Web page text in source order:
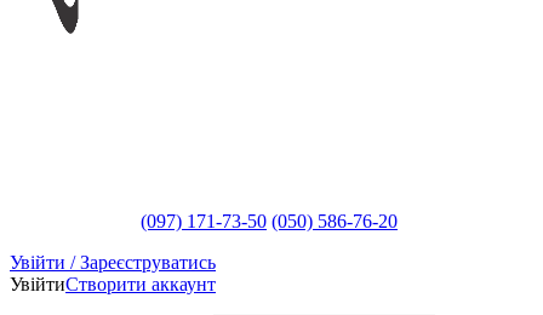
(097) 171-73-50 (050) 586-76-20
Увійти / Зареєструватись
УвійтиСтворити аккаунт